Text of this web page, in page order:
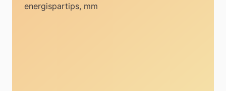
energispartips, mm